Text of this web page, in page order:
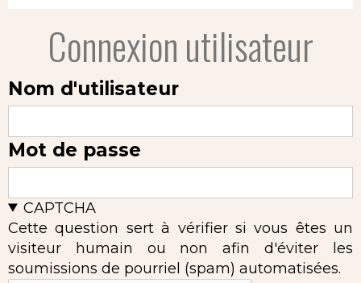
Connexion utilisateur
Nom d'utilisateur
Mot de passe
CAPTCHA
Cette question sert à vérifier si vous êtes un
visiteur humain ou non afin d'éviter les
soumissions de pourriel (spam) automatisées.